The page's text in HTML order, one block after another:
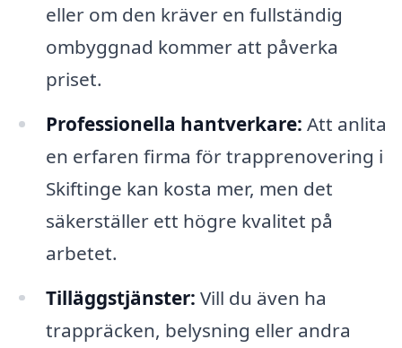
eller om den kräver en fullständig
ombyggnad kommer att påverka
priset.
Professionella hantverkare: Att anlita
en erfaren firma för trapprenovering i
Skiftinge kan kosta mer, men det
säkerställer ett högre kvalitet på
arbetet.
Tilläggstjänster: Vill du även ha
trappräcken, belysning eller andra